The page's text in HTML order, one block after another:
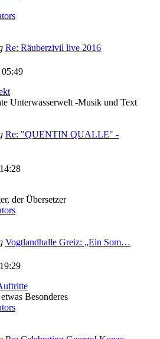
Re: Räuberzivil live 2016
Unterwasserwelt -Musik und Text
Re: "QUENTIN QUALLE" -
der Übersetzer
Vogtlandhalle Greiz: „Ein Som…
Besonderes